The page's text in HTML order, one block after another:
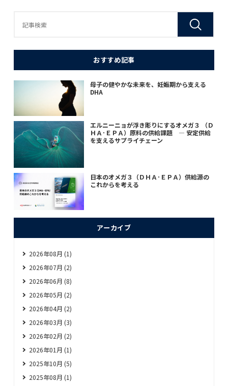
おすすめ記事
母子の健やかな未来を、妊娠期から支える
DHA
エルニーニョが浮き彫りにするオメガ３ （Ｄ
ＨＡ･ＥＰＡ）原料の供給課題 ― 安定供給
を支えるサプライチェーン
日本のオメガ３（ＤＨＡ･ＥＰＡ）供給源の
これからを考える
アーカイブ
2026年08月 (1)
2026年07月 (2)
2026年06月 (8)
2026年05月 (2)
2026年04月 (2)
2026年03月 (3)
2026年02月 (2)
2026年01月 (1)
2025年10月 (5)
2025年08月 (1)